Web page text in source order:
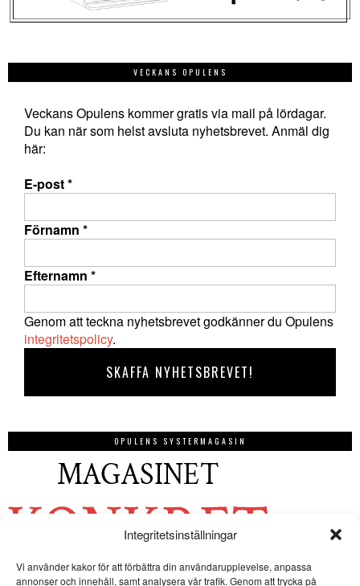
Integritetsinställningar
Vi använder kakor för att förbättra din användarupplevelse, anpassa
annonser och innehåll, samt analysera vår trafik. Genom att trycka på
VECKANS OPULENS
Veckans Opulens kommer gratis via mail på lördagar.
Du kan när som helst avsluta nyhetsbrevet. Anmäl dig
här:
E-post*
Förnamn *
Efternamn *
Genom att teckna nyhetsbrevet godkänner du Opulens
integritetspolicy.
OPULENS SYSTERMAGASIN